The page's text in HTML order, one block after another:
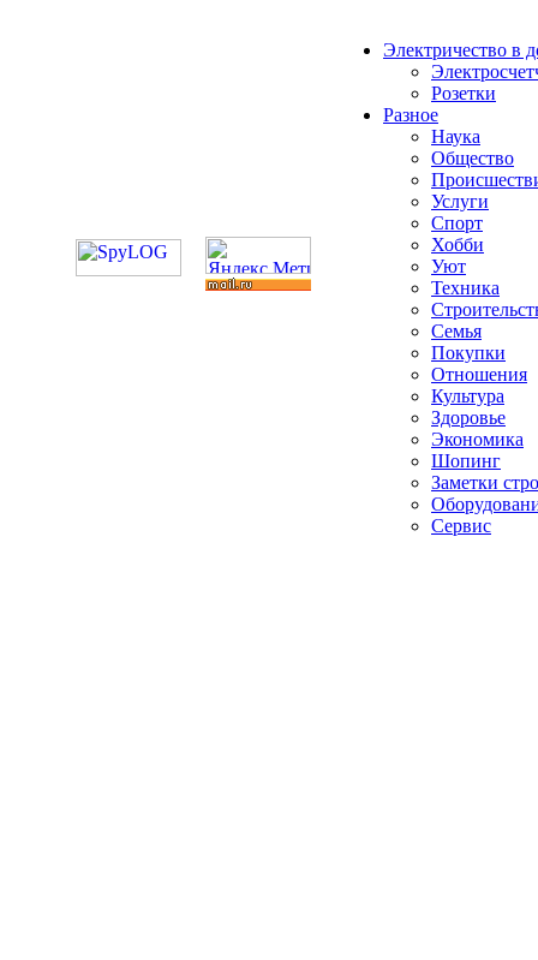
Электричество в
Розетки
Разное
Наука
Общество
Услуги
Спорт
Хобби
Уют
Техника
Семья
Покупки
Отношения
Культура
Здоровье
Экономика
Шопинг
Заметки
Сервис